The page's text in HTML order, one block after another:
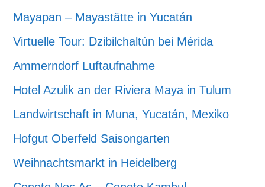
Mayapan – Mayastätte in Yucatán
Virtuelle Tour: Dzibilchaltún bei Mérida
Ammerndorf Luftaufnahme
Hotel Azulik an der Riviera Maya in Tulum
Landwirtschaft in Muna, Yucatán, Mexiko
Hofgut Oberfeld Saisongarten
Weihnachtsmarkt in Heidelberg